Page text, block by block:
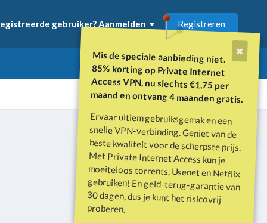
Mis de speciale aanbieding niet.
85% korting op Private Internet
Access VPN, nu slechts €1,75 per
maand en ontvang 4 maanden gratis.
Ervaar ultiem gebruiksgemak en een
snelle VPN-verbinding. Geniet van de
beste kwaliteit voor de scherpste prijs.
Met Private Internet Access kun je
moeiteloos torrents, Usenet en Netflix
gebruiken! En geld-terug-garantie van
30 dagen, dus je kunt het risicovrij
proberen.
gebruiker? Aanmelden Registreren
Alle activiteit